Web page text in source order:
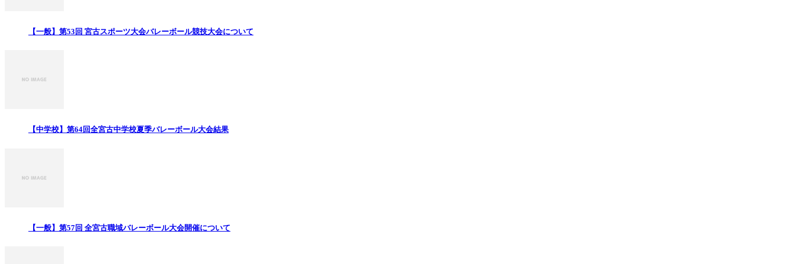
【一般】第53回 宮古スポーツ大会バレーボール競技大会について
【中学校】第64回全宮古中学校夏季バレーボール大会結果
【一般】第57回 全宮古職域バレーボール大会開催について